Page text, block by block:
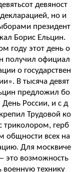
девяност
но и
президент
Борис Ельцин.
году этот день о
получил официал
о государствен
В тысяча девят
предложил бо
России, и с д
Трудовой ко
триколором, герб
общности всех на
Для москвиче
это возможность
военную технику